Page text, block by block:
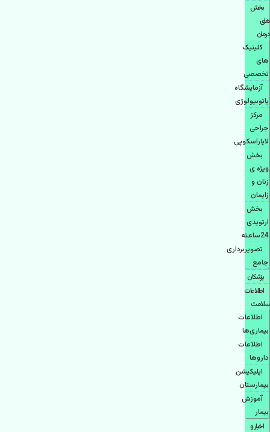
بخش
های
درمان
کلینیک
های
تخصصی
آزمایشگاه
پاتوبیولوژی
مرکز
جراحی
لاپاراسکوپی
بخش
ویژه ی
زنان و
زایمان
بخش
ارتوپدی
24ساعته
تصویربرداری
جامع
پزشكان
اطلاعات
سلامت
اطلاعات
بیماری‌ها
اطلاعات
دارو‌ها
اپليكيشن
بيمارستان
آموزش
بیمار
اخبار و